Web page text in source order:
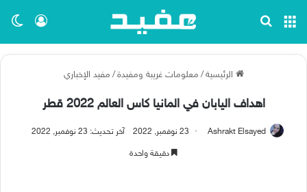
تسجيل القائمة
الرئيسية / معلومات غريبة ومفيدة / مفيد الإخباري
اهداف اليابان في المانيا كاس العالم 2022 قطر
Ashrakt Elsayed 23 نوفمبر, 2022 آخر تحديث: 23 نوفمبر, 2022
دقيقة واحدة